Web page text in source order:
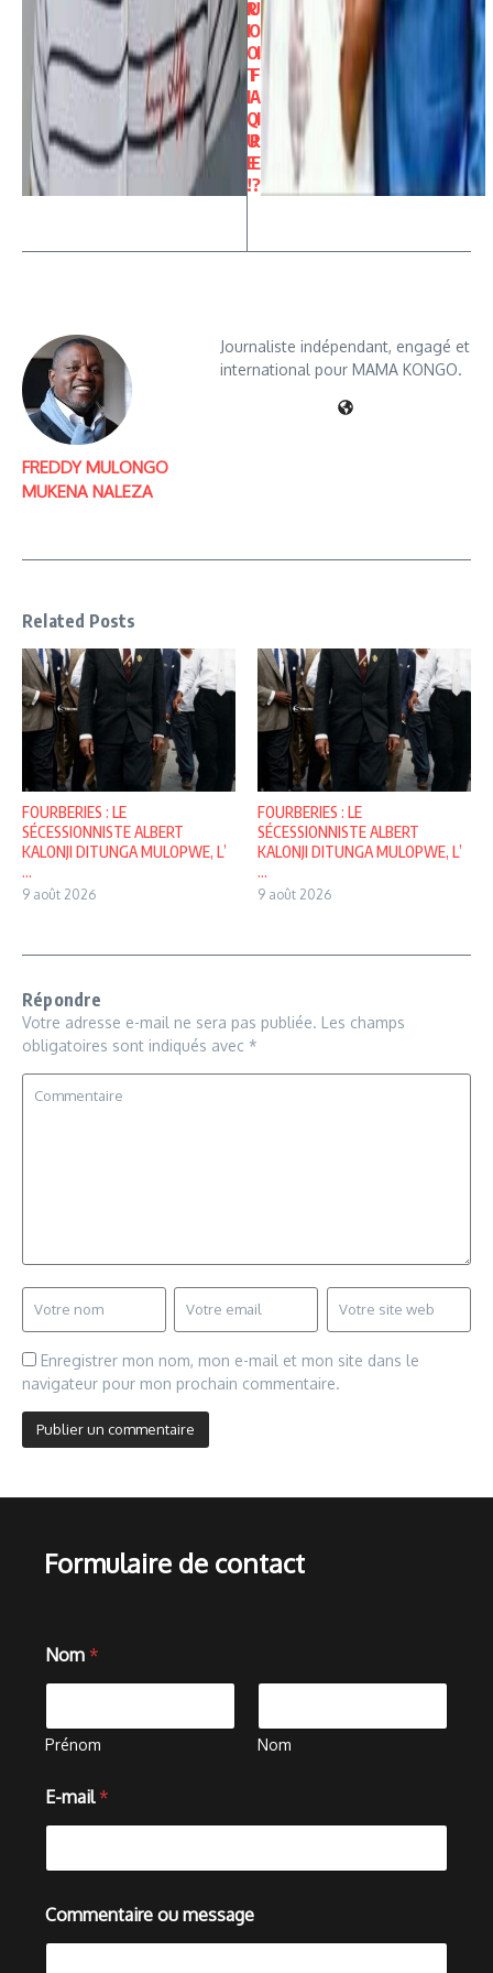
R
I
O
T
I
Q
U
E
!
U
O
I
F
A
I
R
E
?
FREDDY MULONGO
MUKENA NALEZA
Journaliste indépendant, engagé et
international pour MAMA KONGO.
Related Posts
FOURBERIES : LE
SÉCESSIONNISTE ALBERT
KALONJI DITUNGA MULOPWE, L’
...
9 août 2026
FOURBERIES : LE
SÉCESSIONNISTE ALBERT
KALONJI DITUNGA MULOPWE, L’
...
9 août 2026
Répondre
Votre adresse e-mail ne sera pas publiée. Les champs
obligatoires sont indiqués avec *
Enregistrer mon nom, mon e-mail et mon site dans le
navigateur pour mon prochain commentaire.
Formulaire de contact
-
m
i
l
o
m
m
n
a
r
Nom *
Prénom Nom
E-mail *
Commentaire ou message